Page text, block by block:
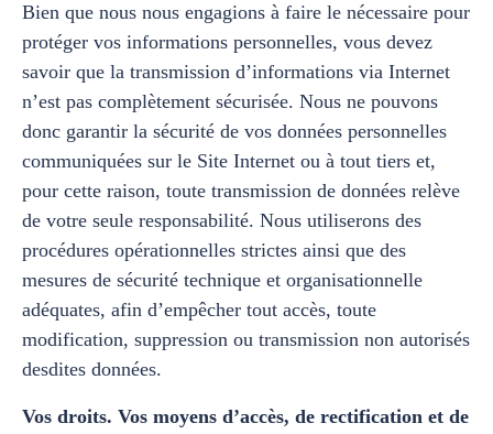
Bien que nous nous engagions à faire le nécessaire pour
protéger vos informations personnelles, vous devez
savoir que la transmission d’informations via Internet
n’est pas complètement sécurisée. Nous ne pouvons
donc garantir la sécurité de vos données personnelles
communiquées sur le Site Internet ou à tout tiers et,
pour cette raison, toute transmission de données relève
de votre seule responsabilité. Nous utiliserons des
procédures opérationnelles strictes ainsi que des
mesures de sécurité technique et organisationnelle
adéquates, afin d’empêcher tout accès, toute
modification, suppression ou transmission non autorisés
desdites données.
Vos droits. Vos moyens d’accès, de rectification et de